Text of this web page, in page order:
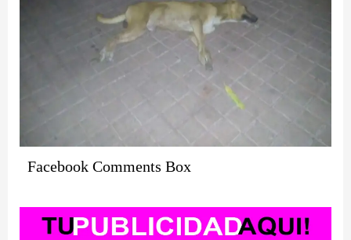
Facebook Comments Box